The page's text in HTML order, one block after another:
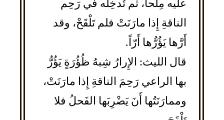
عليه مِلحاً، ثم تُدخِلُه في رَحِم
الناقةِ إِذا مارَنَتْ فلم تَلْقَحْ، وقد
أَرَّها يَؤُرُّها أَرّاً.
قال الليث: الإِرارُ شِبهُ ظُؤُرَةٍ يَؤُرُّ
بها الراعي رَحِمَ الناقةِ إِذا مارَنَتْ،
وممارَنَتُها أَنَ يَضْرِبَها الفَحلُ فلا